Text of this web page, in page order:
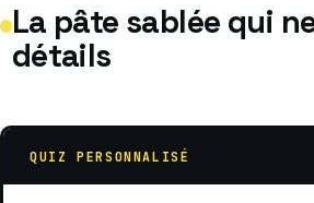
La pâte sablée qui
détails
QUIZ PERSONNALISÉ